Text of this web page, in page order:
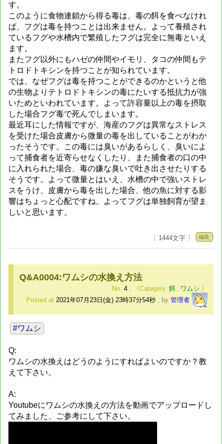
す。
このように食物連鎖から得る毒は、毒の餌を食べなけれ
ば、フグは毒を持つことは出来ません。よって養殖され
ているフグや水槽内で繁殖したフグは完全に無毒といえ
ます。
またフグ以外にもハゼの仲間やイモリ、タコの仲間もテ
トロドトキシンを持つことが知られています。
では、なぜフグは毒を持つことができるのかというと他
の生物よりテトロドトキシンの毒にたいする抵抗力が強
いためといわれています。よって許容量以上の毒を摂取
した場合フグ毒で死んでしまいます。
最近耳にした情報ですが、海産のフグは異常なストレス
を受けた場合皮膚から微量の毒を出していることがわか
ったそうです。この毒には臭いがあるらしく、臭いによ
って捕食者を近寄らせなくしたり、また捕食者の口の中
に入れられた場合、毒の嫌な臭いで吐き出させたりする
そうです。よって微量とはいえ、水槽の中で強いストレ
スをうけ、皮膚から毒を出した場合、他の魚に対する影
響はちょっと心配ですね。よってフグは単独飼育が望ま
しいと思います。
〔 1444文字 〕 編集
Q&A0004:ワムシの水換え方法
No. 4 , 餌 , ワムシ
Posted at 2021年07月23日(金) 23時37分54秒 , by 管理者
#ワムシ
Q:
ワムシの水換えはどうのようにすればよいのですか？教
えて下さい。
A:
Youtubeにワムシの水換えの方法を動画でアップロードし
てみました、ご参考にして下さい。